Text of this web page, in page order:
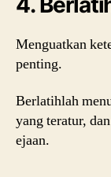
Menguatkan
penting.
Berlatihlah
yang teratur,
ejaan.